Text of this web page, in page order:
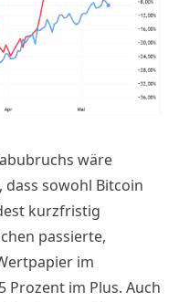
wäre
sowohl Bitcoin
kurzfristig
passierte,
im
Prozent im Plus. Auch